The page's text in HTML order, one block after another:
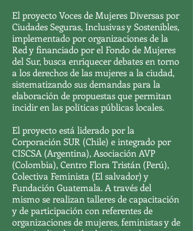
El proyecto Voces de Mujeres Diversas por
Ciudades Seguras, Inclusivas y Sostenibles,
implementado por organizaciones de la
Red y financiado por el Fondo de Mujeres
del Sur, busca enriquecer debates en torno
a los derechos de las mujeres a la ciudad,
sistematizando sus demandas para la
elaboración de propuestas que permitan
incidir en las políticas públicas locales.
El proyecto está liderado por la
Corporación SUR (Chile) e integrado por
CISCSA (Argentina), Asociación AVP
(Colombia), Centro Flora Tristán (Perú),
Colectiva Feminista (El salvador) y
Fundación Guatemala. A través del
mismo se realizan talleres de capacitación
y de participación con referentes de
organizaciones de mujeres, feministas y de